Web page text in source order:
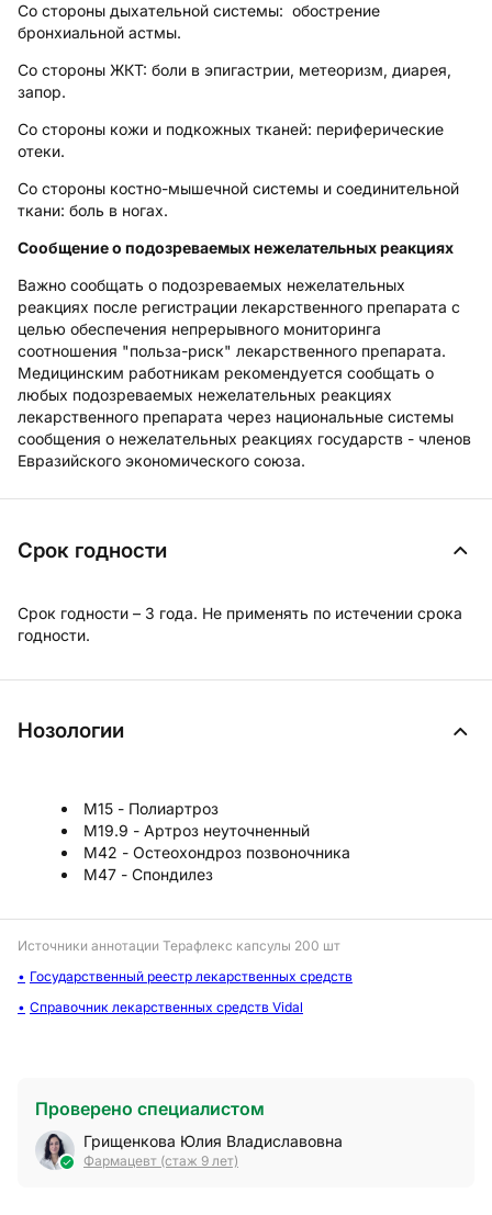
Со стороны дыхательной системы: обострение
бронхиальной астмы.
Со стороны ЖКТ: боли в эпигастрии, метеоризм, диарея,
запор.
Со стороны кожи и подкожных тканей: периферические
отеки.
Со стороны костно-мышечной системы и соединительной
ткани: боль в ногах.
Сообщение о подозреваемых нежелательных реакциях
Важно сообщать о подозреваемых нежелательных
реакциях после регистрации лекарственного препарата с
целью обеспечения непрерывного мониторинга
соотношения "польза-риск" лекарственного препарата.
Медицинским работникам рекомендуется сообщать о
любых подозреваемых нежелательных реакциях
лекарственного препарата через национальные системы
сообщения о нежелательных реакциях государств - членов
Евразийского экономического союза.
Срок годности
Срок годности – 3 года. Не применять по истечении срока
годности.
Нозологии
M15 - Полиартроз
M19.9 - Артроз неуточненный
M42 - Остеохондроз позвоночника
M47 - Спондилез
Источники аннотации Терафлекс капсулы 200 шт
Государственный реестр лекарственных средств
Справочник лекарственных средств Vidal
Проверено специалистом
Грищенкова Юлия Владиславовна
Фармацевт (стаж 9 лет)